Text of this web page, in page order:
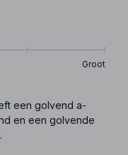
Groot
een golvend a-
en een golvende